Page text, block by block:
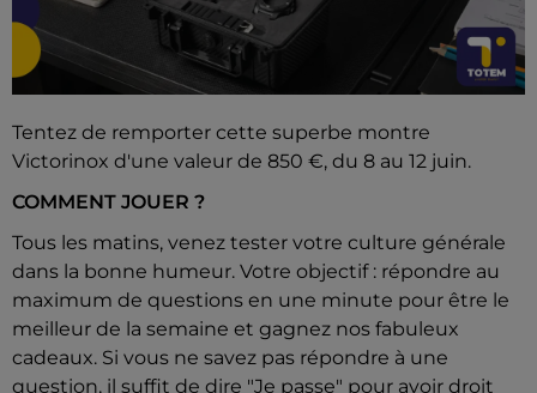
Tentez de remporter cette superbe montre
Victorinox d'une valeur de 850 €, du 8 au 12 juin.
COMMENT JOUER ?
Tous les matins, venez tester votre culture générale
dans la bonne humeur. Votre objectif : répondre au
maximum de questions en une minute pour être le
meilleur de la semaine et gagnez nos fabuleux
cadeaux. Si vous ne savez pas répondre à une
question, il suffit de dire "Je passe" pour avoir droit